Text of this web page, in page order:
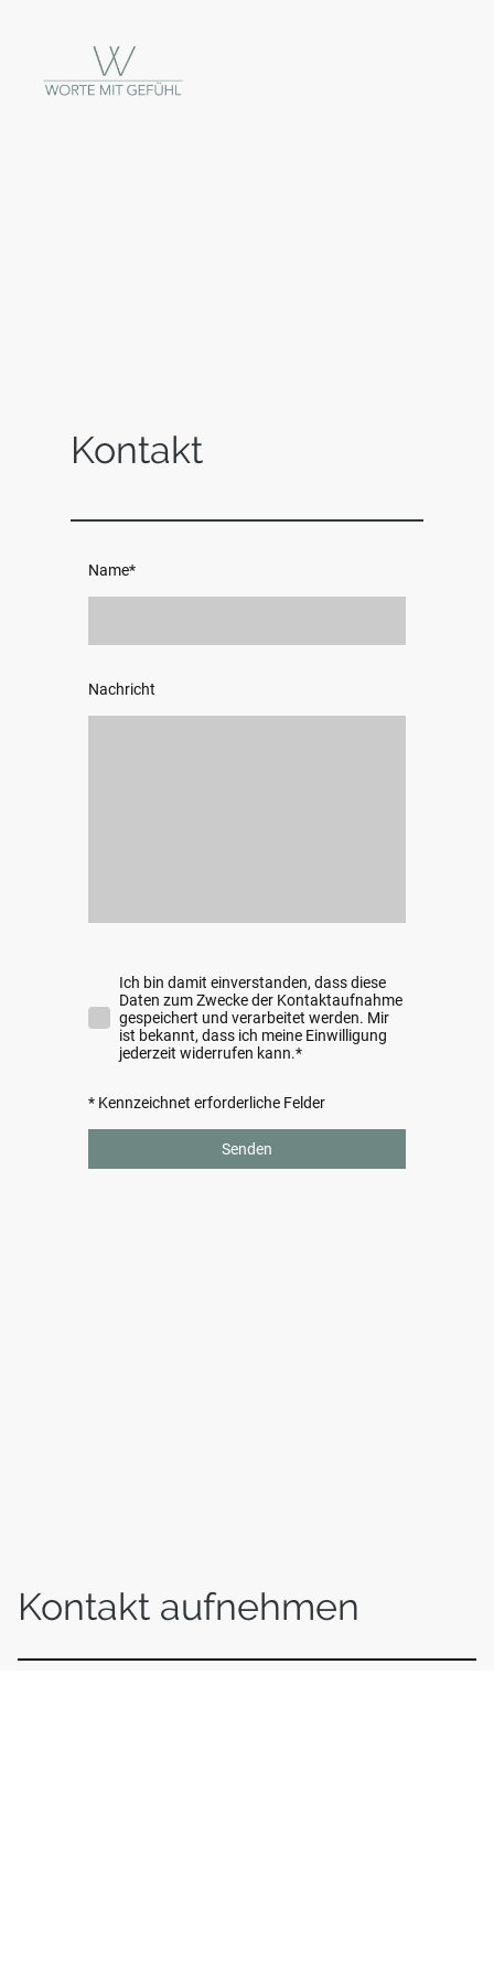
Kontakt
Name*
Nachricht
Ich bin damit einverstanden, dass diese
Daten zum Zwecke der Kontaktaufnahme
gespeichert und verarbeitet werden. Mir
ist bekannt, dass ich meine Einwilligung
jederzeit widerrufen kann.*
* Kennzeichnet erforderliche Felder
Senden
Kontakt aufnehmen